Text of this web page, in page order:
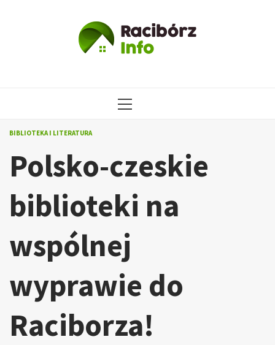
MENU
BIBLIOTEKA I LITERATURA
Polsko-czeskie
biblioteki na
wspólnej
wyprawie do
Raciborza!